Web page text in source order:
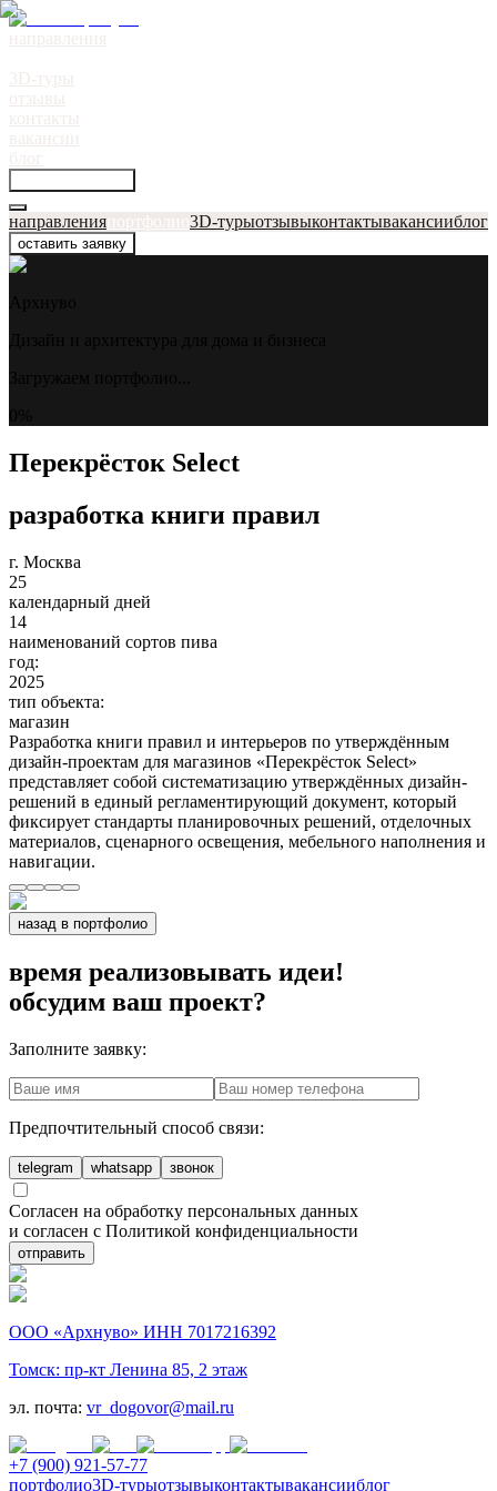
направления 3D-турыотзывыконтактывакансииблог
оставить заявку
Перекрёсток Select
разработка книги правил
г. Москва
25
календарный дней
14
наименований сортов пива
год:
2025
тип объекта:
магазин
Разработка книги правил и интерьеров по утверждённым
дизайн-проектам для магазинов «Перекрёсток Select»
представляет собой систематизацию утверждённых дизайн-
решений в единый регламентирующий документ, который
фиксирует стандарты планировочных решений, отделочных
материалов, сценарного освещения, мебельного наполнения и
навигации.
назад в портфолио
время реализовывать идеи!
обсудим ваш проект?
Заполните заявку:
Предпочтительный способ связи:
telegram whatsapp звонок
Согласен на обработку персональных данных
и согласен с Политикой конфиденциальности
отправить
ООО «Архнуво» ИНН 7017216392
Томск: пр-кт Ленина 85, 2 этаж
эл. почта: vr_dogovor@mail.ru
+7 (900) 921-57-77
портфолио3D-турыотзывыконтактывакансииблог